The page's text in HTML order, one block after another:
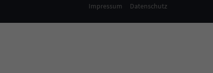
Impressum Datenschutz